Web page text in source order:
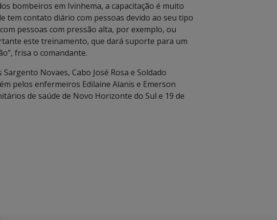
bombeiros em Ivinhema, a capacitação é muito
tem contato diário com pessoas devido ao seu tipo
pessoas com pressão alta, por exemplo, ou
este treinamento, que dará suporte para um
frisa o comandante.
Novaes, Cabo José Rosa e Soldado
pelos enfermeiros Edilaine Alanis e Emerson
de saúde de Novo Horizonte do Sul e 19 de